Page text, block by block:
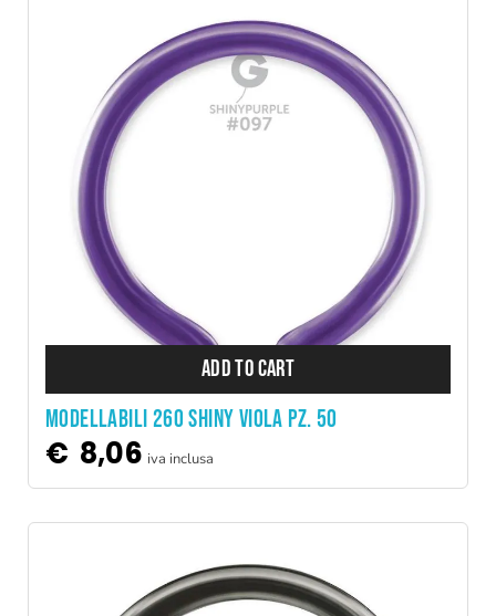
ADD TO CART
MODELLABILI 260 SHINY VIOLA PZ. 50
€ 8,06 iva inclusa